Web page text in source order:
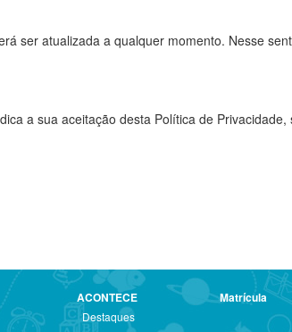
ser atualizada a qualquer momento. Nesse
a sua aceitação desta Política de
ACONTECE
Destaques
Matrícula